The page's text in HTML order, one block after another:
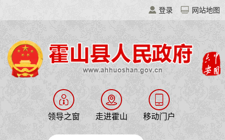
登录 网站地图
领导之窗 走进霍山 移动门户